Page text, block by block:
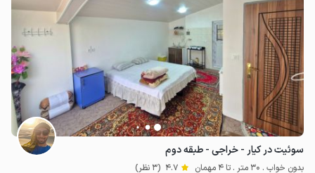
سوئیت در کیار - خراجی - طبقه دوم
بدون خواب . 30 متر . تا 4 مهمان 4.7 (3 نظر)